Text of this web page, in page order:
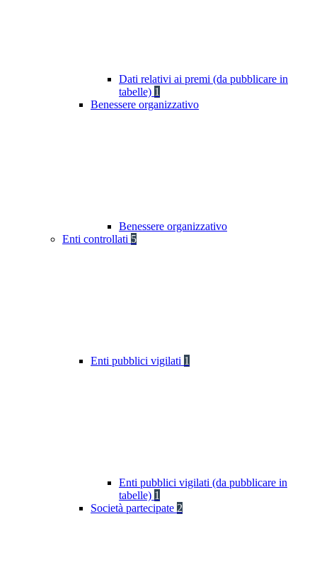
Dati relativi ai premi (da pubblicare in
tabelle) 1
Benessere organizzativo
Benessere organizzativo
Enti controllati 5
Enti pubblici vigilati 1
Enti pubblici vigilati (da pubblicare in
tabelle) 1
Società partecipate 2